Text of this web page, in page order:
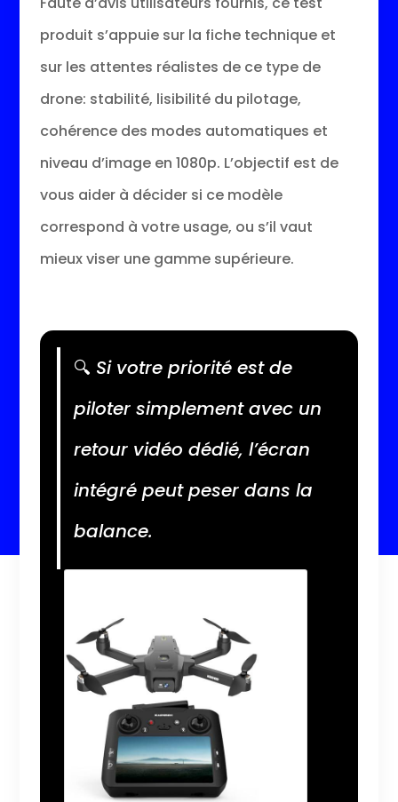
produit s’appuie sur la fiche technique et
sur les attentes réalistes de ce type de
drone: stabilité, lisibilité du pilotage,
cohérence des modes automatiques et
niveau d’image en 1080p. L’objectif est de
vous aider à décider si ce modèle
correspond à votre usage, ou s’il vaut
mieux viser une gamme supérieure.
🔍 Si votre priorité est de
piloter simplement avec un
retour vidéo dédié, l’écran
intégré peut peser dans la
balance.